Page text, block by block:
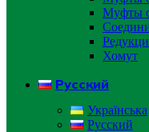
Муфты с
Хомут
Русский
Українська
Русский